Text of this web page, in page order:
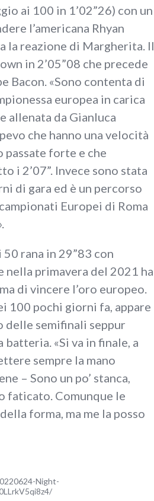
ai 100 in 1’02”26) con un
l’americana Rhyan
la reazione di Margherita. Il
in 2’05”08 che precede
Bacon. «Sono contenta di
europea in carica
allenata da Gianluca
che hanno una velocità
passate forte e che
i 2’07”. Invece sono stata
di gara ed è un percorso
Europei di Roma
rana in 29”83 con
nella primavera del 2021 ha
di vincere l’oro europeo.
100 pochi giorni fa, appare
semifinali seppur
«Si va in finale, a
sempre la mano
– Sono un po’ stanca,
faticato. Comunque le
forma, ma me la posso
Night-